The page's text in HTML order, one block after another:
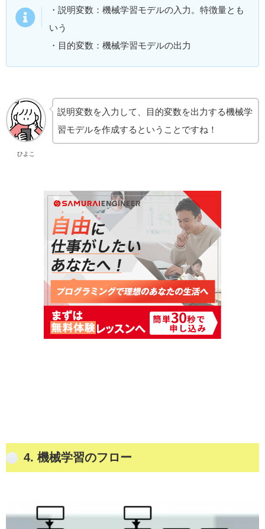
・説明変数：機械学習モデルの入力。特徴量とも
いう
・目的変数：機械学習モデルの出力
ひよこ
説明変数を入力して、目的変数を出力する機械学
習モデルを作成するということですね！
4. 機械学習のフロー